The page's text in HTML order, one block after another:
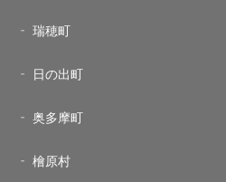
瑞穂町
日の出町
奥多摩町
檜原村